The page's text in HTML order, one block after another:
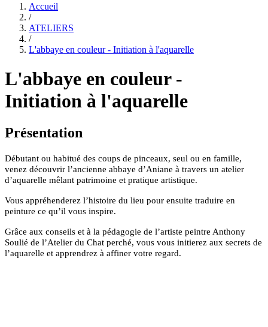
Accueil
/
ATELIERS
/
L'abbaye en couleur - Initiation à l'aquarelle
L'abbaye en couleur -
Initiation à l'aquarelle
Présentation
Débutant ou habitué des coups de pinceaux, seul ou en famille,
venez découvrir l’ancienne abbaye d’Aniane à travers un atelier
d’aquarelle mêlant patrimoine et pratique artistique.
Vous appréhenderez l’histoire du lieu pour ensuite traduire en
peinture ce qu’il vous inspire.
Grâce aux conseils et à la pédagogie de l’artiste peintre Anthony
Soulié de l’Atelier du Chat perché, vous vous initierez aux secrets de
l’aquarelle et apprendrez à affiner votre regard.